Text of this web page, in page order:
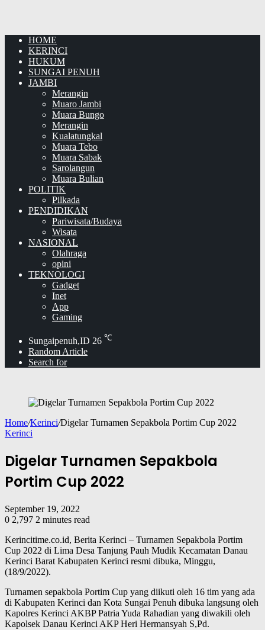
HOME
KERINCI
HUKUM
SUNGAI PENUH
JAMBI
Merangin
Muaro Jambi
Muara Bungo
Merangin
Kualatungkal
Muara Tebo
Muara Sabak
Sarolangun
Muara Bulian
POLITIK
Pilkada
PENDIDIKAN
Pariwisata/Budaya
Wisata
NASIONAL
Olahraga
opini
TEKNOLOGI
Gadget
Inet
App
Gaming
Sungaipenuh,ID 26 ℃
Random Article
Search for
Home/Kerinci/Digelar Turnamen Sepakbola Portim Cup 2022
Kerinci
Digelar Turnamen Sepakbola
Portim Cup 2022
September 19, 2022
0 2,797 2 minutes read
Kerincitime.co.id, Berita Kerinci – Turnamen Sepakbola Portim
Cup 2022 di Lima Desa Tanjung Pauh Mudik Kecamatan Danau
Kerinci Barat Kabupaten Kerinci resmi dibuka, Minggu,
(18/9/2022).
Turnamen sepakbola Portim Cup yang diikuti oleh 16 tim yang ada
di Kabupaten Kerinci dan Kota Sungai Penuh dibuka langsung oleh
Kapolres Kerinci AKBP Patria Yuda Rahadian yang diwakili oleh
Kapolsek Danau Kerinci AKP Heri Hermansyah S,Pd.